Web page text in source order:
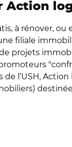
Action
à rénover,
filiale
de l’USH,